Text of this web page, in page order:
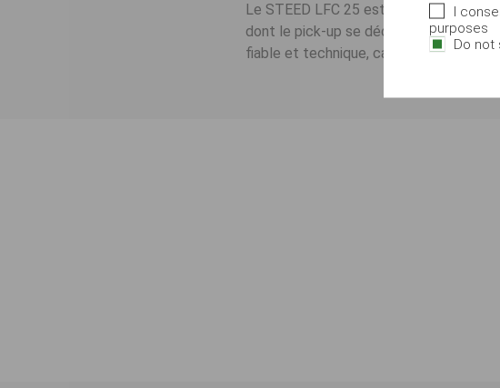
Le STEED LFC 25 est l'allié idéal du
dont le pick-up se déclenche avec une
fiable et technique, capable de
I
purposes
Do not